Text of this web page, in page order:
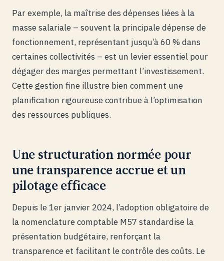
Par exemple, la maîtrise des dépenses liées à la
masse salariale – souvent la principale dépense de
fonctionnement, représentant jusqu’à 60 % dans
certaines collectivités – est un levier essentiel pour
dégager des marges permettant l’investissement.
Cette gestion fine illustre bien comment une
planification rigoureuse contribue à l’optimisation
des ressources publiques.
Une structuration normée pour
une transparence accrue et un
pilotage efficace
Depuis le 1er janvier 2024, l’adoption obligatoire de
la nomenclature comptable M57 standardise la
présentation budgétaire, renforçant la
transparence et facilitant le contrôle des coûts. Le